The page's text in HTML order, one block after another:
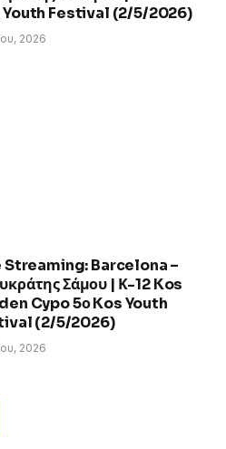
Youth Festival (2/5/2026)
2026
Streaming: Barcelona –
Σάμου | Κ-12 Kos
Cypo 5ο Kos Youth
(2/5/2026)
2026